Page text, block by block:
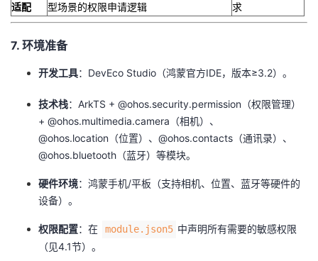
适配​
型场景的权限申请逻辑
求
​7. 环境准备​
​开发工具​​：DevEco Studio（鸿蒙官方IDE，版本≥3.2）。
​技术栈​​：ArkTS + @ohos.security.permission（权限管理）
+ @ohos.multimedia.camera（相机）、
@ohos.location（位置）、@ohos.contacts（通讯录）、
@ohos.bluetooth（蓝牙）等模块。
​硬件环境​​：鸿蒙手机/平板（支持相机、位置、蓝牙等硬件的
设备）。
​权限配置​​：在 module.json5 中声明所有需要的敏感权限
（见4.1节）。